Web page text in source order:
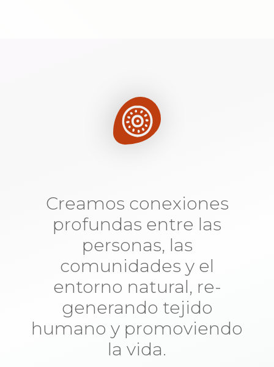
Creamos conexiones
profundas entre las
personas, las
comunidades y el
entorno natural, re-
generando tejido
humano y promoviendo
la vida.